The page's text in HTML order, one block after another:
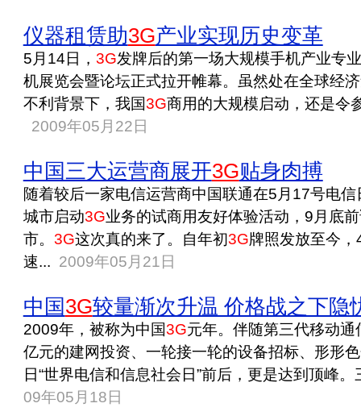
仪器租赁助3G产业实现历史变革
5月14日， 3G发牌后的第一场大规模手机产业
机展览会暨论坛正式拉开帷幕。虽然处在全球经
不利背景下，我国3G商用的大规模启动，还是令
2009年05月22日
中国三大运营商展开3G贴身肉搏
随着较后一家电信运营商中国联通在5月17号电
城市启动3G业务的试商用友好体验活动，9月底
市。 3G这次真的来了。自年初3G牌照发放至今
速... 2009年05月21日
中国 3G较量渐次升温 价格战之下隐
2009年，被称为中国3G元年。伴随第三代移动通
亿元的建网投资、一轮接一轮的设备招标、形
日“世界电信和信息社会日”前后，更是达到顶峰
09年05月18日